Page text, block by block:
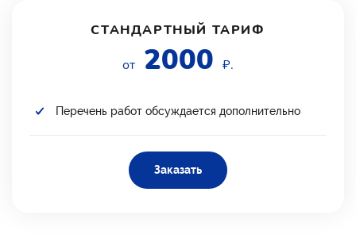
СТАНДАРТНЫЙ ТАРИФ
от 2000 ₽.
Перечень работ обсуждается дополнительно
Заказать